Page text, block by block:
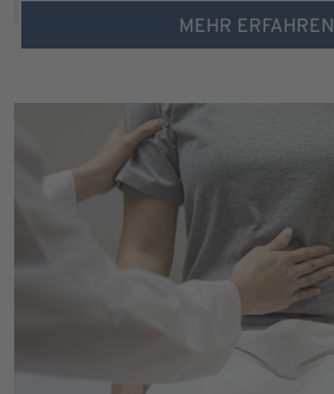
MEHR ERFAHREN